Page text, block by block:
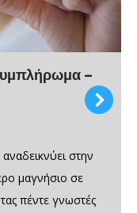
–
στην
μαγνήσιο σε
πέντε γνωστές